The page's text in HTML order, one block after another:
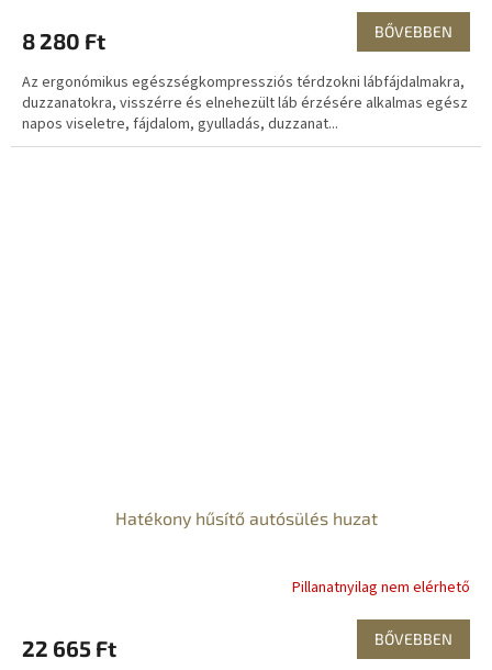
8 280 Ft BŐVEBBEN
Az ergonómikus egészségkompressziós térdzokni lábfájdalmakra,
duzzanatokra, visszérre és elnehezült láb érzésére alkalmas egész
napos viseletre, fájdalom, gyulladás, duzzanat...
Hatékony hűsítő autósülés huzat
Pillanatnyilag nem elérhető
22 665 Ft BŐVEBBEN